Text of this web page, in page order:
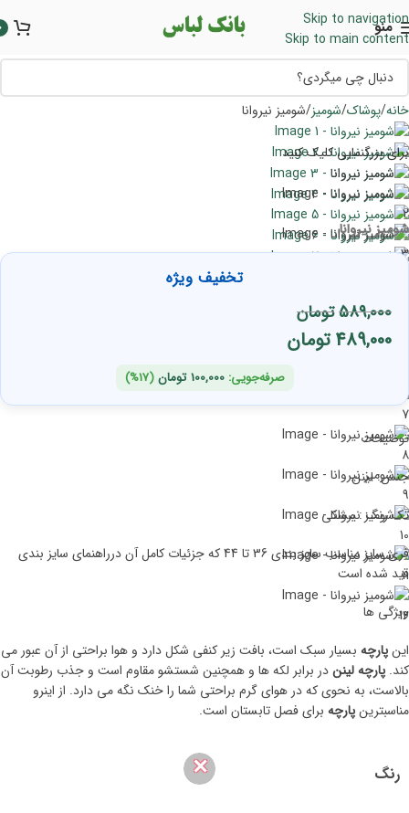
Skip to navigation
Skip to main content
منو
خانه پوشاک شومیز شومیز نیروانا
برای بزرگنمایی کلیک کنید
شومیز نیروانا
تخفیف ویژه
589,000تومان
489,000تومان
صرفه‌جویی:100,000 تومان(17%)
توضیحات
جنس: لینن
تک رنگ : مشکی
فری سایز مناسب سایز بندی 36 تا 44 که جزئیات کامل آن درراهنمای سایز بندی
قید شده است
ویژگی ها
اینپارچه بسیار سبک است، بافت زیر کنفی شکل دارد و هوا براحتی از آن عبور می
کند. پارچه لینندر برابر لکه ها و همچنین شستشو مقاوم است و جذب رطوبت آن
بالاست، به نحوی که در هوای گرم براحتی شما را خنک نگه می دارد. از اینرو
مناسبترینپارچه برای فصل تابستان است.
رنگ ✕